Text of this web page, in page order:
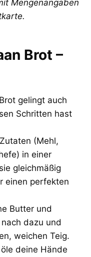
Mengenangaben
Brot –
gelingt auch
Schritten hast
(Mehl,
in einer
gleichmäßig
einen perfekten
Butter und
dazu und
weichen Teig.
deine Hände